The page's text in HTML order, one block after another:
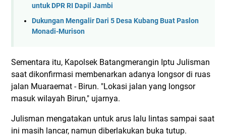
untuk DPR RI Dapil Jambi
Dukungan Mengalir Dari 5 Desa Kubang Buat Paslon
Monadi-Murison
Sementara itu, Kapolsek Batangmerangin Iptu Julisman
saat dikonfirmasi membenarkan adanya longsor di ruas
jalan Muaraemat - Birun. "Lokasi jalan yang longsor
masuk wilayah Birun," ujarnya.
Julisman mengatakan untuk arus lalu lintas sampai saat
ini masih lancar, namun diberlakukan buka tutup.